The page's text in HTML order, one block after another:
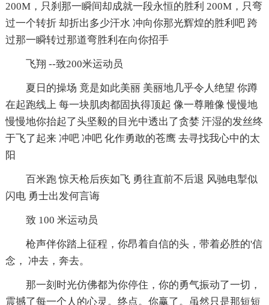
200M，只刹那一瞬间却成就一段永恒的胜利 200M，只弯
过一个转折 却折出多少汗水 冲向你那光辉煌的胜利吧 跨
过那一瞬转过那道弯胜利在向你招手
飞翔 --致200米运动员
夏日的操场 竟是如此美丽 美丽地几乎令人绝望 你蹲
在起跑线上 每一块肌肉都固执得顶起 像一尊雕像 慢慢地
慢慢地你抬起了头坚毅的目光中透出了贪婪 汗湿的发丝终
于飞了起来 冲吧 冲吧 化作勇敢的苍鹰 去寻找我心中的太
阳
百米跑 惊天枪后疾如飞 勇往直前不后退 风驰电掣似
闪电 勇士出发何言诲
致 100 米运动员
枪声伴你踏上征程，你昂着自信的头，带着必胜的'信
念， 冲去，奔去。
那一刻时光仿佛都为你停住，你的勇气振动了一切，
震撼了每一个人的心灵。终点。你赢了。虽然只是那短短